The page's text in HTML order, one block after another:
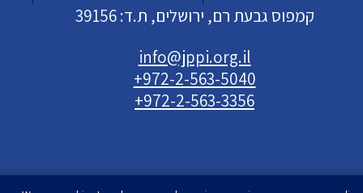
קמפוס גבעת רם, ירושלים, ת.ד: 39156
info@jppi.org.il
+972-2-563-5040
+972-2-563-3356